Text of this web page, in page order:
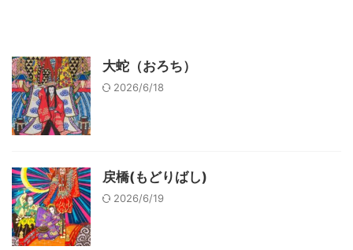
大蛇（おろち）
2026/6/18
戻橋(もどりばし)
2026/6/19